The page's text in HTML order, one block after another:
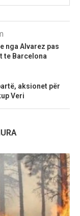
nga Alvarez pas
te Barcelona
aksionet për
Veri